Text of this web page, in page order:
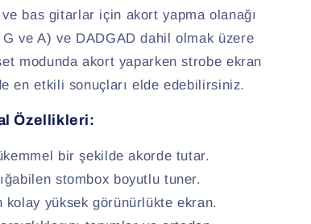
bas gitarlar için akort yapma olanağı
ve A) ve DADGAD dahil olmak üzere
modunda akort yaparken strobe ekran
en etkili sonuçları elde edebilirsiniz.
Özellikleri:
bir şekilde akorde tutar.
stombox boyutlu tuner.
yüksek görünürlükte ekran.